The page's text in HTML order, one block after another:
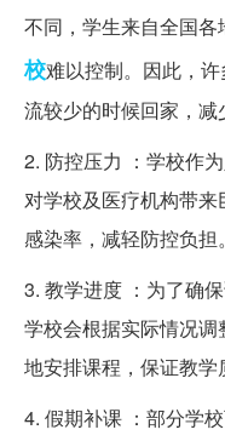
不同，学生来自全国各
校难以控制。因此，
流较少的时候回家，减
2. 防控压力 ：学校作
对学校及医疗机构带
感染率，减轻防控负担。
3. 教学进度 ：为了确
学校会根据实际情况
地安排课程，保证教学
4. 假期补课 ：部分学